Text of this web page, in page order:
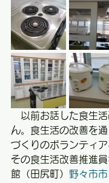
以前お話した食生活
ん。食生活の改善を
づくりのボランティア
その食生活改善推進
館（田尻町） 野々市